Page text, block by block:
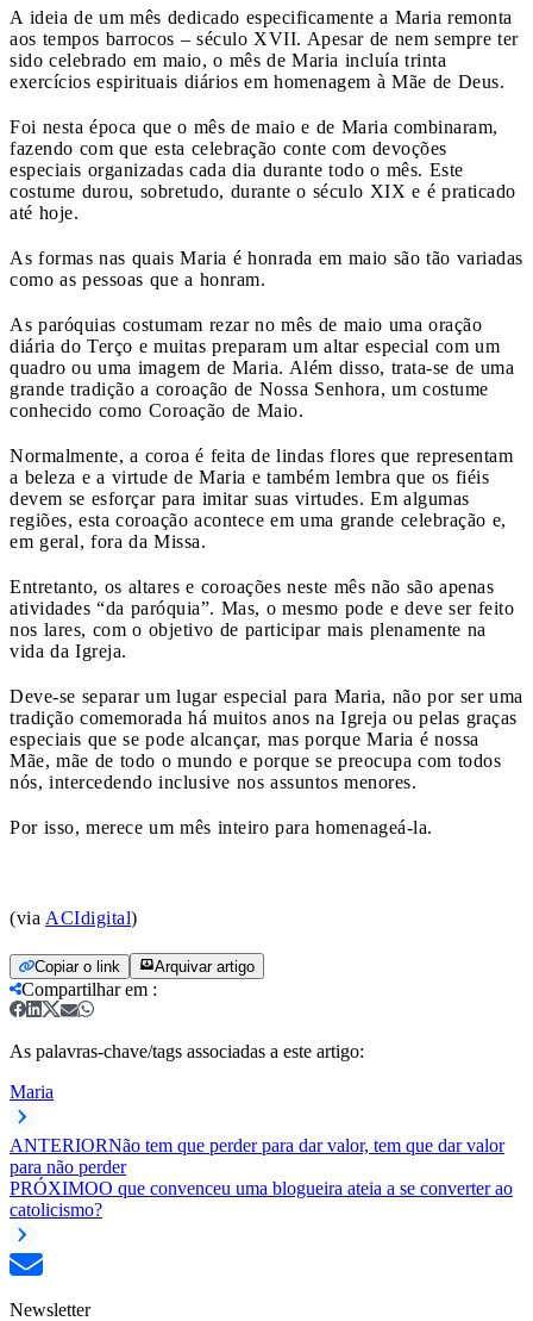
A ideia de um mês dedicado especificamente a Maria remonta
aos tempos barrocos – século XVII. Apesar de nem sempre ter
sido celebrado em maio, o mês de Maria incluía trinta
exercícios espirituais diários em homenagem à Mãe de Deus.
Foi nesta época que o mês de maio e de Maria combinaram,
fazendo com que esta celebração conte com devoções
especiais organizadas cada dia durante todo o mês. Este
costume durou, sobretudo, durante o século XIX e é praticado
até hoje.
As formas nas quais Maria é honrada em maio são tão variadas
como as pessoas que a honram.
As paróquias costumam rezar no mês de maio uma oração
diária do Terço e muitas preparam um altar especial com um
quadro ou uma imagem de Maria. Além disso, trata-se de uma
grande tradição a coroação de Nossa Senhora, um costume
conhecido como Coroação de Maio.
Normalmente, a coroa é feita de lindas flores que representam
a beleza e a virtude de Maria e também lembra que os fiéis
devem se esforçar para imitar suas virtudes. Em algumas
regiões, esta coroação acontece em uma grande celebração e,
em geral, fora da Missa.
Entretanto, os altares e coroações neste mês não são apenas
atividades “da paróquia”. Mas, o mesmo pode e deve ser feito
nos lares, com o objetivo de participar mais plenamente na
vida da Igreja.
Deve-se separar um lugar especial para Maria, não por ser uma
tradição comemorada há muitos anos na Igreja ou pelas graças
especiais que se pode alcançar, mas porque Maria é nossa
Mãe, mãe de todo o mundo e porque se preocupa com todos
nós, intercedendo inclusive nos assuntos menores.
Por isso, merece um mês inteiro para homenageá-la.
(via ACIdigital)
Copiar o link Arquivar artigo
Compartilhar em :
As palavras-chave/tags associadas a este artigo:
Maria
ANTERIORNão tem que perder para dar valor, tem que dar valor
para não perder
PRÓXIMOO que convenceu uma blogueira ateia a se converter ao
catolicismo?
Newsletter